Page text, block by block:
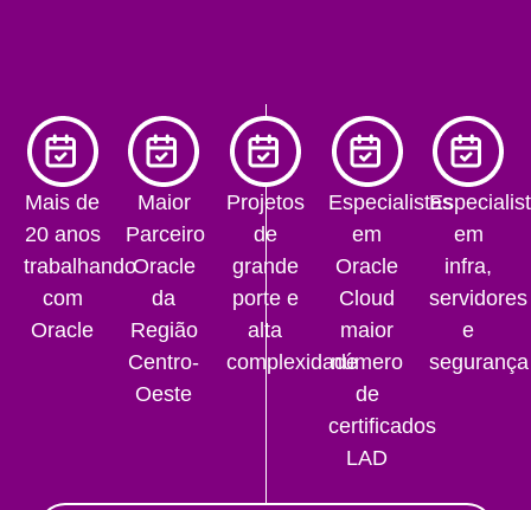
Mais de
20 anos
trabalhando
com
Oracle
Maior
Parceiro
Oracle
da
Região
Centro-
Oeste
Projetos
de
grande
porte e
alta
complexidade
Especialistas
em
Oracle
Cloud
maior
número
de
certificados
LAD
em
infra,
servidores
e
segurança